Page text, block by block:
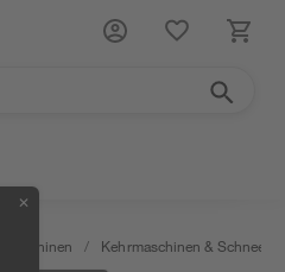
✕
/ Kehrmaschinen &